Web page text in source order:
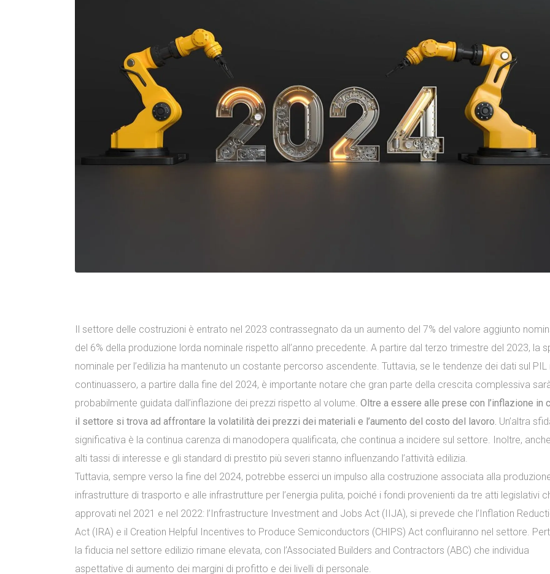
Il settore delle costruzioni è entrato nel 2023 contrassegnato da un aumento del 7% del valore aggiunto
del 6% della produzione lorda nominale rispetto all’anno precedente. A partire dal terzo trimestre del 2023, la
nominale per l’edilizia ha mantenuto un costante percorso ascendente. Tuttavia, se le tendenze dei dati sul PIL
continuassero, a partire dalla fine del 2024, è importante notare che gran parte della crescita complessiva
probabilmente guidata dall’inflazione dei prezzi rispetto al volume. Oltre a essere alle prese con l’inflazione in
il settore si trova ad affrontare la volatilità dei prezzi dei materiali e l’aumento del costo del lavoro. Un’altra
significativa è la continua carenza di manodopera qualificata, che continua a incidere sul settore. Inoltre,
alti tassi di interesse e gli standard di prestito più severi stanno influenzando l’attività edilizia.
Tuttavia, sempre verso la fine del 2024, potrebbe esserci un impulso alla costruzione associata alla
infrastrutture di trasporto e alle infrastrutture per l’energia pulita, poiché i fondi provenienti da tre atti legislativi
approvati nel 2021 e nel 2022: l’Infrastructure Investment and Jobs Act (IIJA), si prevede che l’Inflation
Act (IRA) e il Creation Helpful Incentives to Produce Semiconductors (CHIPS) Act confluiranno nel settore.
la fiducia nel settore edilizio rimane elevata, con l’Associated Builders and Contractors (ABC) che individua
aspettative di aumento dei margini di profitto e dei livelli di personale.